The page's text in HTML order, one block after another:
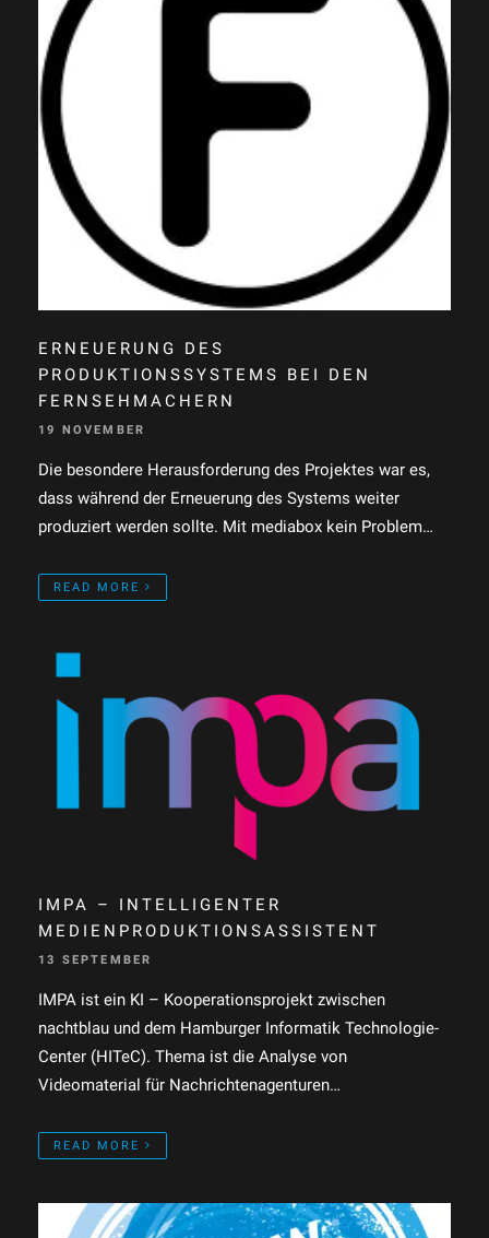
ERNEUERUNG DES
PRODUKTIONSSYSTEMS BEI DEN
FERNSEHMACHERN
19 NOVEMBER
Die besondere Herausforderung des Projektes war es,
dass während der Erneuerung des Systems weiter
produziert werden sollte. Mit mediabox kein Problem…
READ MORE
IMPA – INTELLIGENTER
MEDIENPRODUKTIONSASSISTENT
13 SEPTEMBER
IMPA ist ein KI – Kooperationsprojekt zwischen
nachtblau und dem Hamburger Informatik Technologie-
Center (HITeC). Thema ist die Analyse von
Videomaterial für Nachrichtenagenturen…
READ MORE